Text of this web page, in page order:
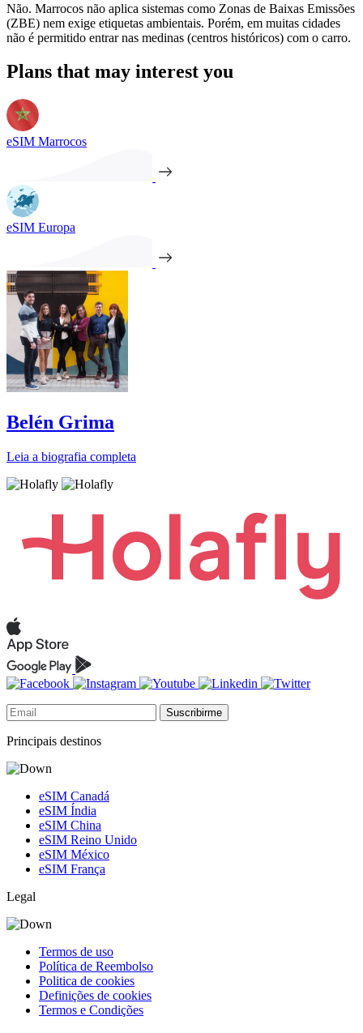
Não. Marrocos não aplica sistemas como Zonas de Baixas Emissões
(ZBE) nem exige etiquetas ambientais. Porém, em muitas cidades
não é permitido entrar nas medinas (centros históricos) com o carro.
Plans that may interest you
eSIM Marrocos
eSIM Europa
Belén Grima
Leia a biografia completa
Suscribirme
Principais destinos
eSIM Canadá
eSIM Índia
eSIM China
eSIM Reino Unido
eSIM México
eSIM França
Legal
Termos de uso
Política de Reembolso
Politica de cookies
Definições de cookies
Termos e Condições